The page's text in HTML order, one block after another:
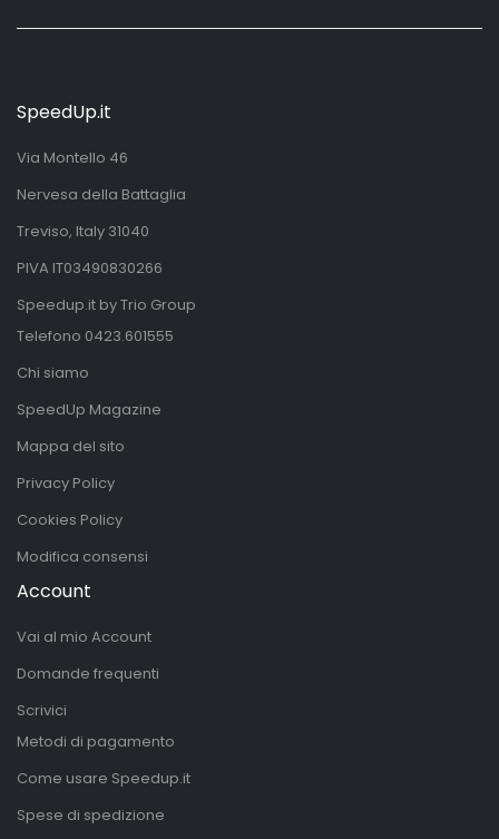
SpeedUp.it
Via Montello 46
Nervesa della Battaglia
Treviso, Italy 31040
PIVA IT03490830266
Speedup.it by Trio Group
Telefono 0423.601555
Chi siamo
SpeedUp Magazine
Mappa del sito
Privacy Policy
Cookies Policy
Modifica consensi
Account
Vai al mio Account
Domande frequenti
Scrivici
Metodi di pagamento
Come usare Speedup.it
Spese di spedizione